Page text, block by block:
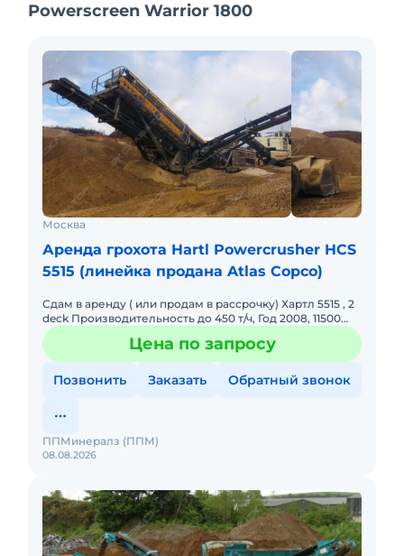
Powerscreen Warrior 1800
Москва
Аренда грохота Hartl Powercrusher HCS
5515 (линейка продана Atlas Copco)
Сдам в аренду ( или продам в рассрочку) Хартл 5515 , 2
deck Производительность до 450 т/ч, Год 2008, 11500
моточасов, Двигатель САТ с 4.4, откапитален, нараб
Цена по запросу
Позвонить Заказать Обратный звонок
08.08.2026
ППМинералз (ППМ)